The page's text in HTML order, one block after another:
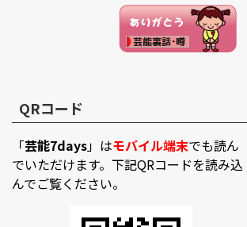
QRコード
「芸能7days」はモバイル端末でも読ん
でいただけます。下記QRコードを読み込
んでご覧ください。